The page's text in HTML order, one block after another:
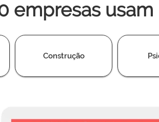
empresas usam
Construção